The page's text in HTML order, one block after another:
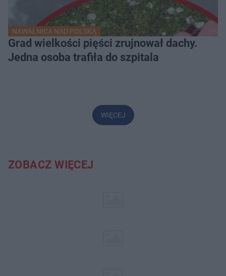
NAWAŁNICA NAD POLSKĄ
Grad wielkości pięści zrujnował dachy.
Jedna osoba trafiła do szpitala
WIĘCEJ
ZOBACZ WIĘCEJ